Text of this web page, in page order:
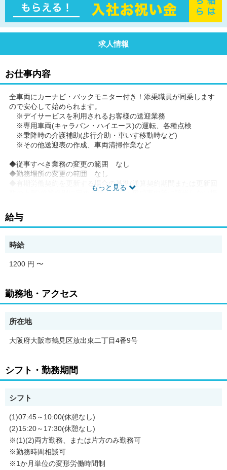
求人情報
お仕事内容
もっと見る
全車両にカーナビ・バックモニター付き！添乗職員が同乗します
ので安心して始められます。
※デイサービスを利用されるお客様の送迎業務
※専用車両(キャラバン・ハイエース)の運転、各種点検
※乗降時の介護補助(歩行介助・車いす移動時など)
※その他送迎表の作成、車両清掃作業など
◆従事すべき業務の変更の範囲 なし
◆勤務場所の変更の範囲 なし
◆有期労働契約を更新する場合の基準(通算契約期間または更新回
数の上限)就業規則に定める禁止行為・懲戒事由等に該当しない場
◆ご希望があれば、通勤可能な範囲内で同一求人を掲載している
他事業所も併せて選考が可能です。
給与
時給
1200 円 〜
勤務地・アクセス
所在地
大阪府大阪市鶴見区放出東二丁目4番9号
シフト・勤務期間
シフト
(1)07:45～10:00(休憩なし)
(2)15:20～17:30(休憩なし)
※(1)(2)両方勤務、または片方のみ勤務可
※勤務時間相談可
※1か月単位の変形労働時間制